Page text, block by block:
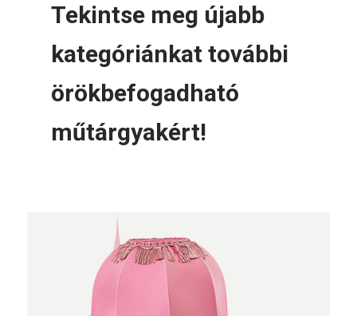
Tekintse meg újabb
kategóriánkat további
örökbefogadható
műtárgyakért!